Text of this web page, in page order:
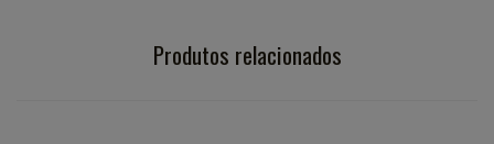
Produtos relacionados